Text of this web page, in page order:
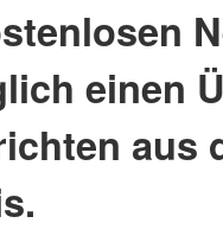
einen
aus